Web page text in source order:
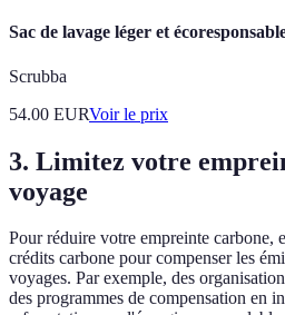
Sac de lavage léger et
Scrubba
54.00 EURVoir le prix
3. Limitez votre
voyage
Pour réduire votre empreinte carbone,
crédits carbone pour compenser les
voyages. Par exemple, des
des programmes de compensation en